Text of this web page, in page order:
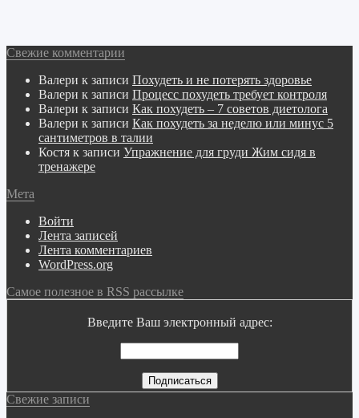
Свежие комментарии
Валери к записи Похудеть и не потерять здоровье
Валери к записи Процесс похудеть требует контроля
Валери к записи Как похудеть – 7 советов диетолога
Валери к записи Как похудеть за неделю или минус 5
сантиметров в талии
Костя к записи Упражнение для груди Жим сидя в
тренажере
Мета
Войти
Лента записей
Лента комментариев
WordPress.org
Самое полезное в RSS рассылке
Введите Ваш электронный адрес:
Свежие записи